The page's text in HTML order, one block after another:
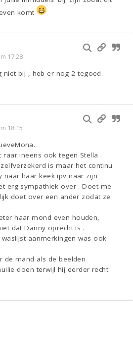
komt
17:28
niet bij , heb er nog 2 tegoed.
18:15
ineens ook tegen Stella .
is maar het continu
naar haar keek ipv naar zijn
erg sympathiek over . Doet me
doet over een ander zodat ze
haar mond even houden,
dat Danny oprecht is .
aanmerkingen was ook
de mand als de beelden
doen terwijl hij eerder recht